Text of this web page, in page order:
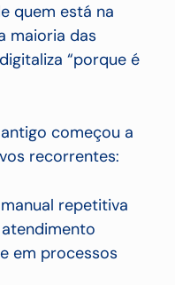
quem está na
maioria das
“porque é
começou a
recorrentes:
repetitiva
em processos